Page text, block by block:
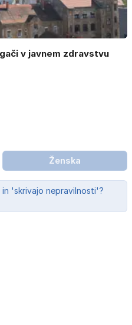
v javnem zdravstvu
Ženska
'skrivajo nepravilnosti'?